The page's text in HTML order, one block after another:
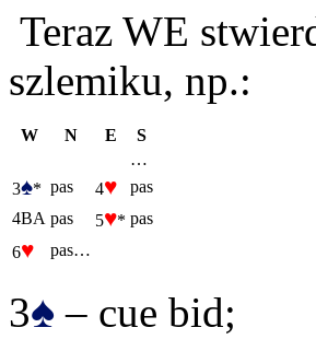
Teraz WE
szlemiku, np.:
W N E
S
…
3♠* pas 4♥
pas
4BA pas 5♥* pas
6♥ pas…
3♠ – cue bid;